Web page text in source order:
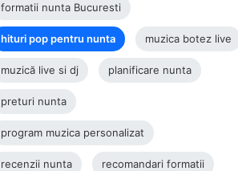
formatii nunta Bucuresti
hituri pop pentru nunta muzica botez live
muzică live si dj planificare nunta
preturi nunta
program muzica personalizat
recenzii nunta recomandari formatii